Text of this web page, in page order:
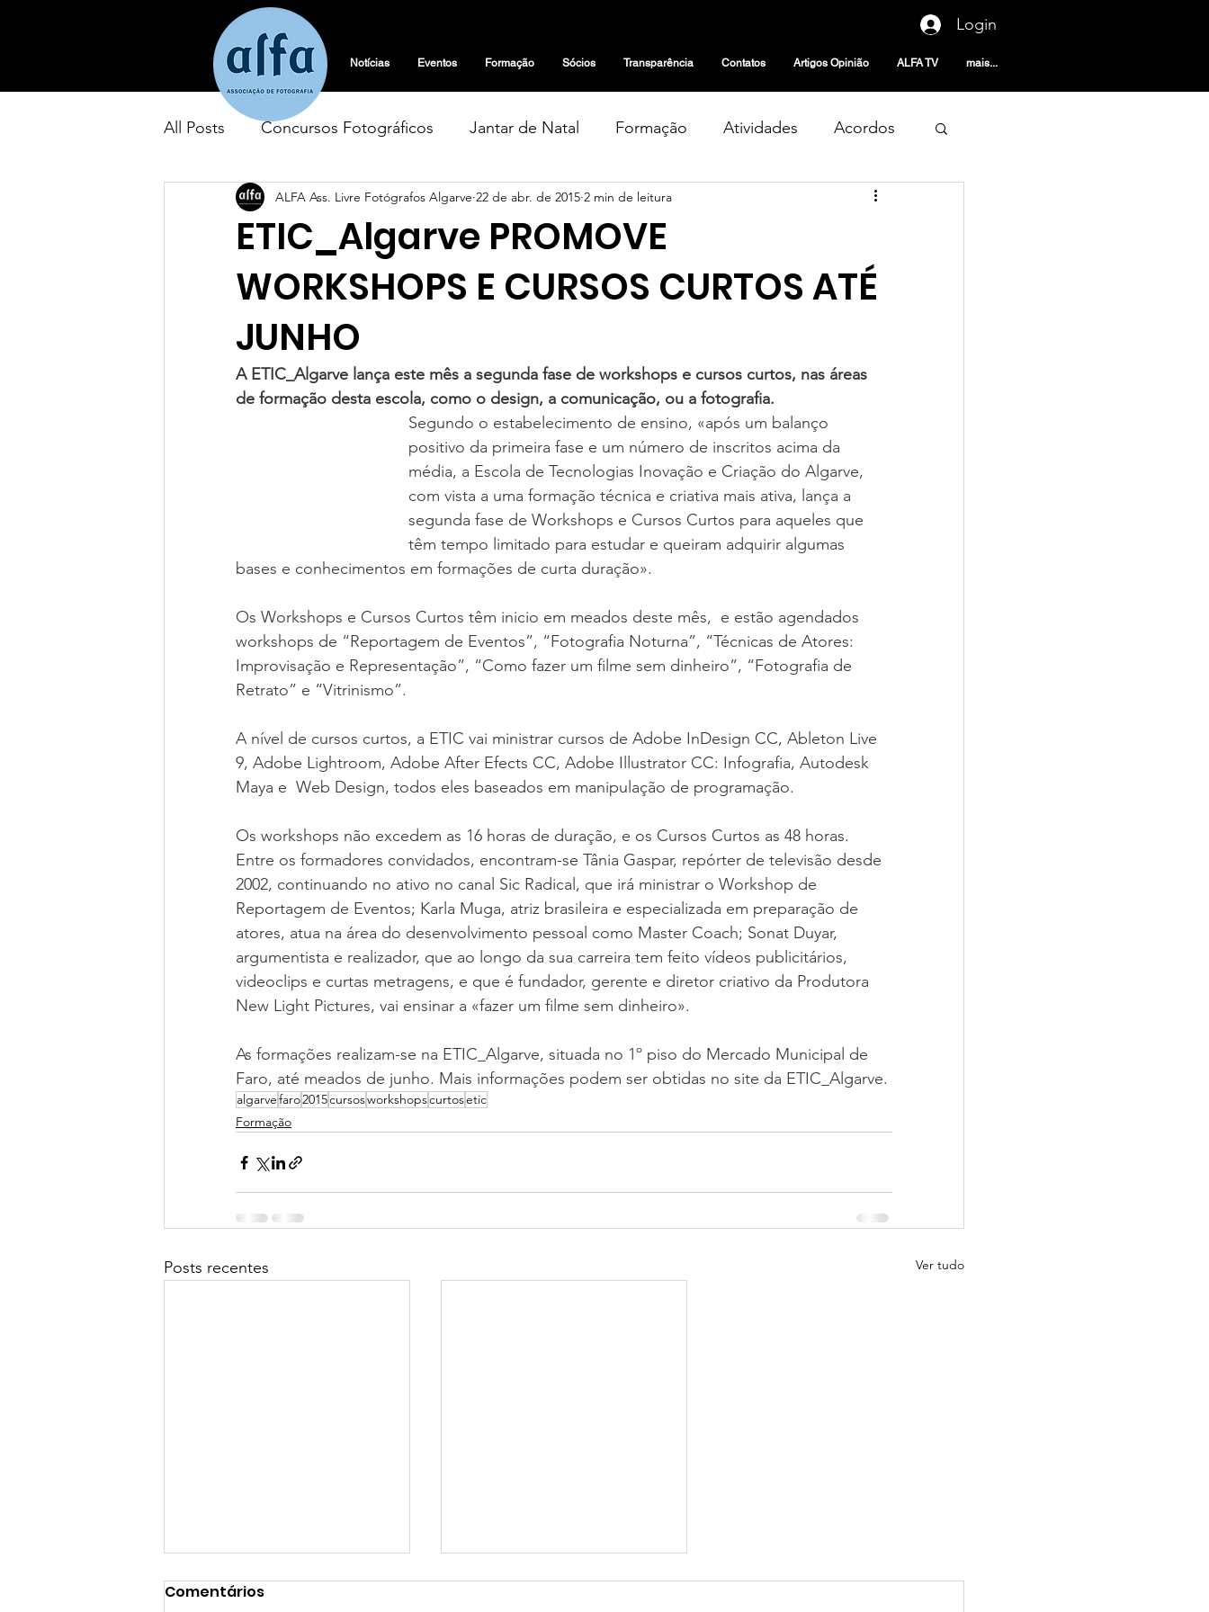
Login
Notícias Eventos Formação Sócios Transparência Contatos Artigos Opinião ALFA TV mais...
All Posts Concursos Fotográficos Jantar de Natal Formação Atividades Acordos
Aniversário Assembleia Geral Exposições Eventos
Passeios & Viagens Quotas Projetos Notícias Artigos de Opinião noticias
ETIC_Algarve PROMOVE
WORKSHOPS E CURSOS CURTOS ATÉ
JUNHO
ALFA Ass. Livre Fotógrafos Algarve 22 de abr. de 2015 2 min de leitura
A ETIC_Algarve lança este mês a segunda fase de workshops e cursos curtos, nas áreas
de formação desta escola, como o design, a comunicação, ou a fotografia.
Segundo o estabelecimento de ensino, «após um balanço
positivo da primeira fase e um número de inscritos acima da
média, a Escola de Tecnologias Inovação e Criação do Algarve,
com vista a uma formação técnica e criativa mais ativa, lança a
segunda fase de Workshops e Cursos Curtos para aqueles que
têm tempo limitado para estudar e queiram adquirir algumas
bases e conhecimentos em formações de curta duração».
Os Workshops e Cursos Curtos têm inicio em meados deste mês,  e estão agendados
workshops de “Reportagem de Eventos”, “Fotografia Noturna”, “Técnicas de Atores:
Improvisação e Representação”, “Como fazer um filme sem dinheiro”, “Fotografia de
Retrato” e “Vitrinismo”.
A nível de cursos curtos, a ETIC vai ministrar cursos de Adobe InDesign CC, Ableton Live
9, Adobe Lightroom, Adobe After Efects CC, Adobe Illustrator CC: Infografia, Autodesk
Maya e  Web Design, todos eles baseados em manipulação de programação.
Os workshops não excedem as 16 horas de duração, e os Cursos Curtos as 48 horas.
Entre os formadores convidados, encontram-se Tânia Gaspar, repórter de televisão desde
2002, continuando no ativo no canal Sic Radical, que irá ministrar o Workshop de
Reportagem de Eventos; Karla Muga, atriz brasileira e especializada em preparação de
atores, atua na área do desenvolvimento pessoal como Master Coach; Sonat Duyar,
argumentista e realizador, que ao longo da sua carreira tem feito vídeos publicitários,
videoclips e curtas metragens, e que é fundador, gerente e diretor criativo da Produtora
New Light Pictures, vai ensinar a «fazer um filme sem dinheiro».
As formações realizam-se na ETIC_Algarve, situada no 1º piso do Mercado Municipal de
Faro, até meados de junho. Mais informações podem ser obtidas no site da ETIC_Algarve.
algarvefaro2015cursosworkshopscurtosetic
Formação
Posts recentes Ver tudo
Comentários